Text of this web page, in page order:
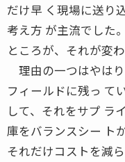
だけ早 く現場に送り
考え方 が主流でした。
ところが、それが変
理由の一つはやはり
フィールドに残っ て
して、それをサプ ラ
庫をバランスシー ト
それだけコストを減